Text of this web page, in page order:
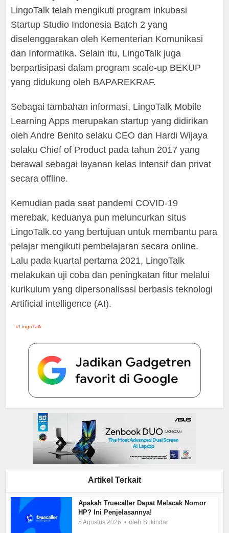
LingoTalk telah mengikuti program inkubasi
Startup Studio Indonesia Batch 2 yang
diselenggarakan oleh Kementerian Komunikasi
dan Informatika. Selain itu, LingoTalk juga
berpartisipasi dalam program scale-up BEKUP
yang didukung oleh BAPAREKRAF.
Sebagai tambahan informasi, LingoTalk Mobile
Learning Apps merupakan startup yang didirikan
oleh Andre Benito selaku CEO dan Hardi Wijaya
selaku Chief of Product pada tahun 2017 yang
berawal sebagai layanan kelas intensif dan privat
secara offline.
Kemudian pada saat pandemi COVID-19
merebak, keduanya pun meluncurkan situs
LingoTalk.co yang bertujuan untuk membantu para
pelajar mengikuti pembelajaran secara online.
Lalu pada kuartal pertama 2021, LingoTalk
melakukan uji coba dan peningkatan fitur melalui
kurikulum yang dipersonalisasi berbasis teknologi
Artificial intelligence (AI).
LingoTalk
Artikel Terkait
Apakah Truecaller Dapat Melacak Nomor
HP? Ini Penjelasannya!
5 Agustus 2026 oleh Sukindar